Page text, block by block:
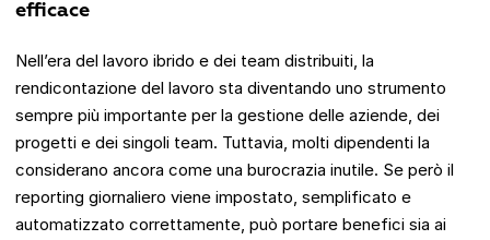
efficace
Nell’era del lavoro ibrido e dei team distribuiti, la
rendicontazione del lavoro sta diventando uno strumento
sempre più importante per la gestione delle aziende, dei
progetti e dei singoli team. Tuttavia, molti dipendenti la
considerano ancora come una burocrazia inutile. Se però il
reporting giornaliero viene impostato, semplificato e
automatizzato correttamente, può portare benefici sia ai